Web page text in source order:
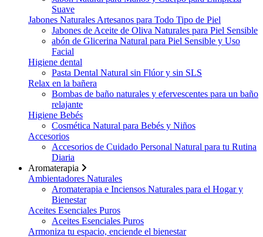
Suave
Jabones Naturales Artesanos para Todo Tipo de Piel
Jabones de Aceite de Oliva Naturales para Piel Sensible
abón de Glicerina Natural para Piel Sensible y Uso
Facial
Higiene dental
Pasta Dental Natural sin Flúor y sin SLS
Relax en la bañera
Bombas de baño naturales y efervescentes para un baño
relajante
Higiene Bebés
Cosmética Natural para Bebés y Niños
Accesorios
Accesorios de Cuidado Personal Natural para tu Rutina
Diaria
Aromaterapia
Ambientadores Naturales
Aromaterapia e Inciensos Naturales para el Hogar y
Bienestar
Aceites Esenciales Puros
Aceites Esenciales Puros
Armoniza tu espacio, enciende el bienestar